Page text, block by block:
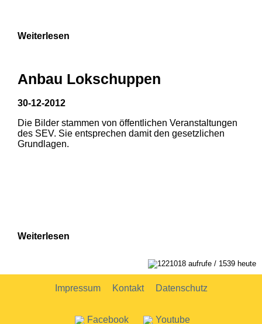
1 2
Weiterlesen
Anbau Lokschuppen
30-12-2012
Die Bilder stammen von öffentlichen Veranstaltungen
des SEV. Sie entsprechen damit den gesetzlichen
Grundlagen.
Weiterlesen
1221018 aufrufe / 1539 heute
Impressum Kontakt Datenschutz
Facebook Youtube